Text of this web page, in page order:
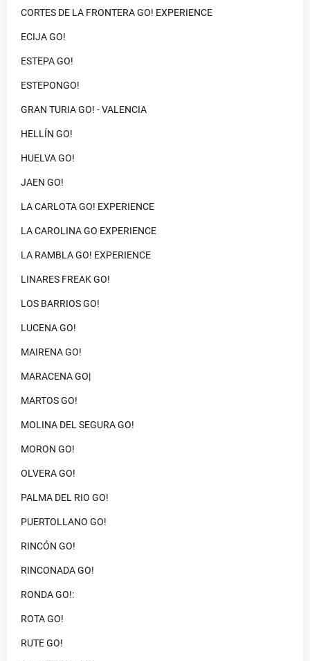
CORTES DE LA FRONTERA GO! EXPERIENCE
ECIJA GO!
ESTEPA GO!
ESTEPONGO!
GRAN TURIA GO! - VALENCIA
HELLÍN GO!
HUELVA GO!
JAEN GO!
LA CARLOTA GO! EXPERIENCE
LA CAROLINA GO EXPERIENCE
LA RAMBLA GO! EXPERIENCE
LINARES FREAK GO!
LOS BARRIOS GO!
LUCENA GO!
MAIRENA GO!
MARACENA GO|
MARTOS GO!
MOLINA DEL SEGURA GO!
MORON GO!
OLVERA GO!
PALMA DEL RIO GO!
PUERTOLLANO GO!
RINCÓN GO!
RINCONADA GO!
RONDA GO!:
ROTA GO!
RUTE GO!